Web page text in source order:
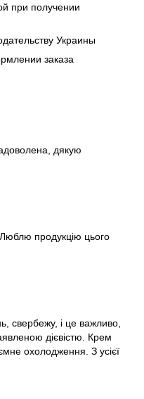
при получении
Украины
заказа
дякую
продукцію цього
свербежу, і це важливо,
дієвістю. Крем
охолодження. З усієї